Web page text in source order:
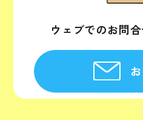
ウェブでのお問